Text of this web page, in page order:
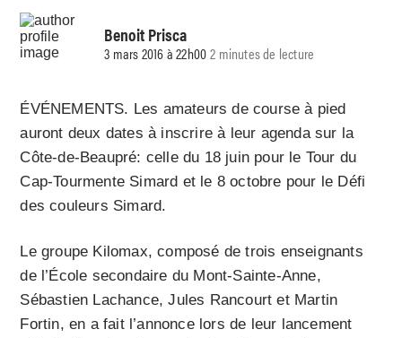
Benoit Prisca
3 mars 2016 à 22h002 minutes de lecture
ÉVÉNEMENTS. Les amateurs de course à pied
auront deux dates à inscrire à leur agenda sur la
Côte-de-Beaupré: celle du 18 juin pour le Tour du
Cap-Tourmente Simard et le 8 octobre pour le Défi
des couleurs Simard.
Le groupe Kilomax, composé de trois enseignants
de l’École secondaire du Mont-Sainte-Anne,
Sébastien Lachance, Jules Rancourt et Martin
Fortin, en a fait l’annonce lors de leur lancement